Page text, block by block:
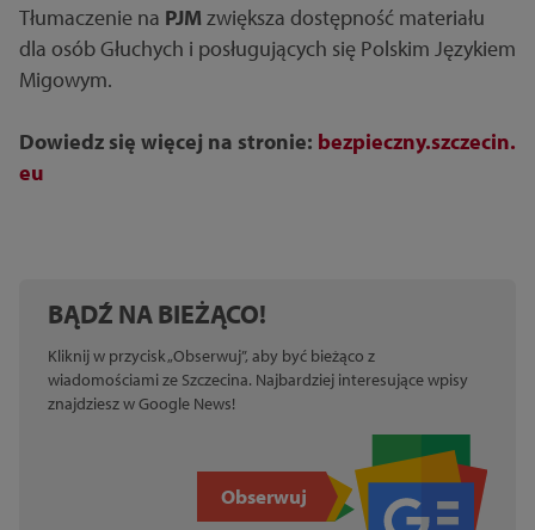
Tłumaczenie na PJMzwiększa dostępność materiału
dla osób Głuchych i posługujących się Polskim Językiem
Migowym.
Dowiedz się więcej na stronie: bezpieczny.szczecin.
eu
BĄDŹ NA BIEŻĄCO!
Kliknij w przycisk „Obserwuj”, aby być bieżąco z
wiadomościami ze Szczecina. Najbardziej interesujące wpisy
znajdziesz w Google News!
Obserwuj